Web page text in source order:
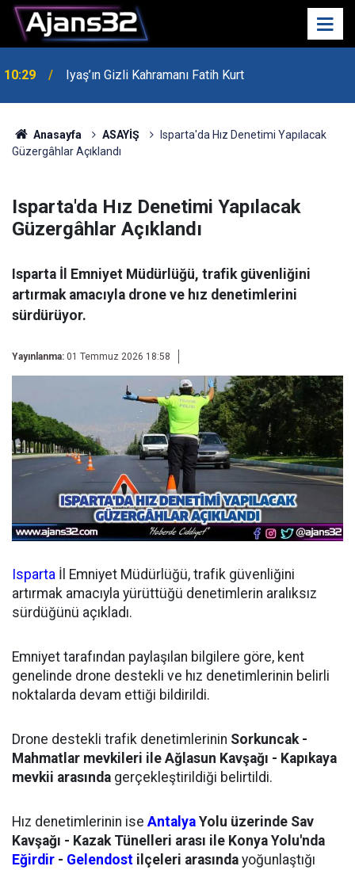
10:29 Iyaş’ın Gizli Kahramanı Fatih Kurt
00:52 Isparta'da Asker Eğlencesinde Kavga Çıktı
Anasayfa ASAYİŞ
Isparta'da Hız Denetimi Yapılacak
Güzergâhlar Açıklandı
Isparta'da Hız Denetimi Yapılacak
Güzergâhlar Açıklandı
Isparta İl Emniyet Müdürlüğü, trafik güvenliğini
artırmak amacıyla drone ve hız denetimlerini
sürdürüyor.
Yayınlanma: 01 Temmuz 2026 18:58
Isparta İl Emniyet Müdürlüğü, trafik güvenliğini
artırmak amacıyla yürüttüğü denetimlerin aralıksız
sürdüğünü açıkladı.
Emniyet tarafından paylaşılan bilgilere göre, kent
genelinde drone destekli ve hız denetimlerinin belirli
noktalarda devam ettiği bildirildi.
Drone destekli trafik denetimlerinin Sorkuncak -
Mahmatlar mevkileri ile Ağlasun Kavşağı - Kapıkaya
mevkii arasında gerçekleştirildiği belirtildi.
Hız denetimlerinin ise Antalya Yolu üzerinde Sav
Kavşağı - Kazak Tünelleri arası ile Konya Yolu'nda
Eğirdir - Gelendost ilçeleri arasında yoğunlaştığı